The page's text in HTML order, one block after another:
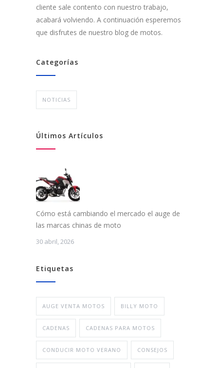
cliente sale contento con nuestro trabajo,
acabará volviendo. A continuación esperemos
que disfrutes de nuestro blog de motos.
Categorías
NOTICIAS
Últimos Artículos
Cómo está cambiando el mercado el auge de
las marcas chinas de moto
30 abril, 2026
Etiquetas
AUGE VENTA MOTOS BILLY MOTO
CADENAS CADENAS PARA MOTOS
CONDUCIR MOTO VERANO CONSEJOS